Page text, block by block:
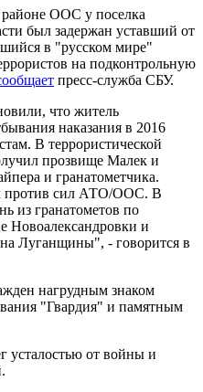
ООС у поселка
был задержан уставший от
в "русском мире"
на подконтрольную
пресс-служба СБУ.
что житель
наказания в 2016
В террористической
прозвище Малек и
и гранатометчика.
против сил АТО/ООС. В
из гранатометов по
Новоалександровки и
Луганщины", - говорится в
нагрудным знаком
"Гвардия" и памятным
усталостью от войны и